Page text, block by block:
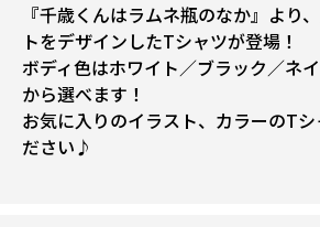
『千歳くんはラムネ瓶のなか』より
トをデザインしたTシャツが登場！
ボディ色はホワイト／ブラック／ネ
から選べます！
お気に入りのイラスト、カラーのT
ださい♪